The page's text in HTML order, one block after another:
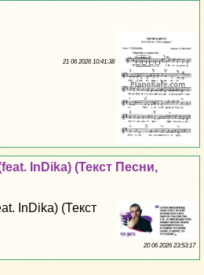
21 06 2026 10:41:38
InDika) (Текст Песни,
InDika) (Текст
20 06 2026 23:53:17